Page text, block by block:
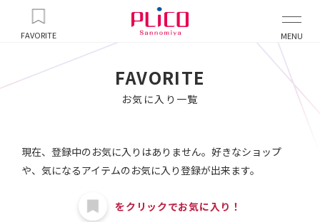
FAVORITE MENU
FAVORITE
お気に入り一覧
現在、登録中のお気に入りはありません。 好きなショップ
や、気になるアイテムのお気に入り登録が出来ます。
をクリックでお気に入り！